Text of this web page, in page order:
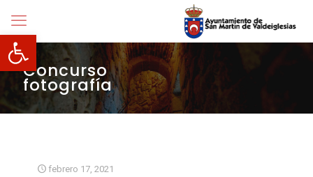
Abrir barra de herramientas
Concurso
fotografía
febrero 17, 2021